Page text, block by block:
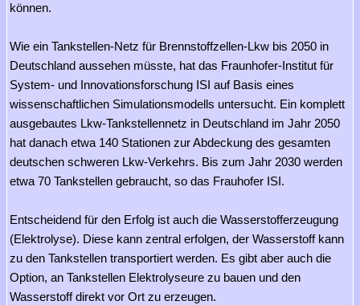
können.
Wie ein Tankstellen-Netz für Brennstoffzellen-Lkw bis 2050 in
Deutschland aussehen müsste, hat das Fraunhofer-Institut für
System- und Innovationsforschung ISI auf Basis eines
wissenschaftlichen Simulationsmodells untersucht. Ein komplett
ausgebautes Lkw-Tankstellennetz in Deutschland im Jahr 2050
hat danach etwa 140 Stationen zur Abdeckung des gesamten
deutschen schweren Lkw-Verkehrs. Bis zum Jahr 2030 werden
etwa 70 Tankstellen gebraucht, so das Frauhofer ISI.
Entscheidend für den Erfolg ist auch die Wasserstofferzeugung
(Elektrolyse). Diese kann zentral erfolgen, der Wasserstoff kann
zu den Tankstellen transportiert werden. Es gibt aber auch die
Option, an Tankstellen Elektrolyseure zu bauen und den
Wasserstoff direkt vor Ort zu erzeugen.